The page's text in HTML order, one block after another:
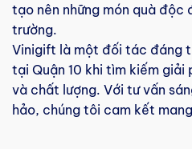
tạo nên những món quà độc
trường.
Vinigift là một đối tác đáng
tại Quận 10 khi tìm kiếm
và chất lượng. Với tư vấn
hảo, chúng tôi cam kết